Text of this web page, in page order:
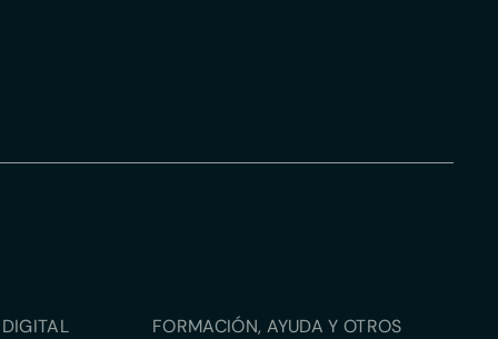
FORMACIÓN, AYUDA Y OTROS